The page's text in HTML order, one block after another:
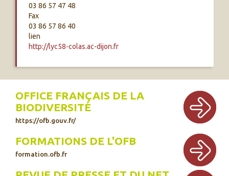
03 86 57 47 48
Fax
03 86 57 86 40
lien
http://lyc58-colas.ac-dijon.fr
OFFICE FRANÇAIS DE LA
BIODIVERSITÉ
https://ofb.gouv.fr/
FORMATIONS DE L'OFB
formation.ofb.fr